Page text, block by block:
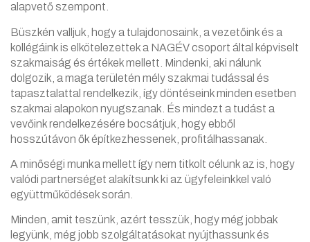
alapvető szempont.
Büszkén valljuk, hogy a tulajdonosaink, a vezetőink és a
kollégáink is elkötelezettek a NAGÉV csoport által képviselt
szakmaiság és értékek mellett. Mindenki, aki nálunk
dolgozik, a maga területén mély szakmai tudással és
tapasztalattal rendelkezik, így döntéseink minden esetben
szakmai alapokon nyugszanak. És mindezt a tudást a
vevőink rendelkezésére bocsátjuk, hogy ebből
hosszútávon ők építkezhessenek, profitálhassanak.
A minőségi munka mellett így nem titkolt célunk az is, hogy
valódi partnerséget alakítsunk ki az ügyfeleinkkel való
együttműködések során.
Minden, amit teszünk, azért tesszük, hogy még jobbak
legyünk, még jobb szolgáltatásokat nyújthassunk és